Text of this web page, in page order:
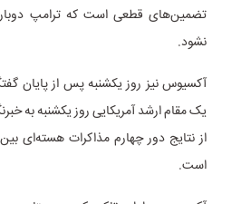
تضمین‌های قطعی است که ترامپ
نشود.
آکسیوس نیز روز یکشنبه پس از پایان
یک مقام ارشد آمریکایی روز یکشنبه به
از نتایج دور چهارم مذاکرات هسته‌ای
است.